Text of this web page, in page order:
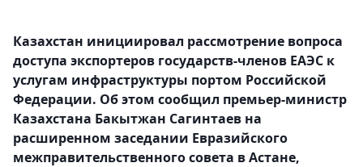
Казахстан инициировал рассмотрение вопроса
доступа экспортеров государств-членов ЕАЭС к
услугам инфраструктуры портом Российской
Федерации. Об этом сообщил премьер-министр
Казахстана Бакытжан Сагинтаев на
расширенном заседании Евразийского
межправительственного совета в Астане,